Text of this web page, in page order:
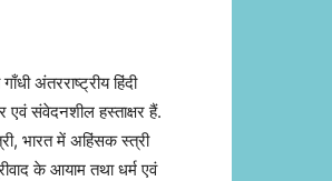
अंतरराष्ट्रीय हिंदी
एवं संवेदनशील हस्ताक्षर हैं.
भारत में अहिंसक स्त्री
के आयाम तथा धर्म एवं